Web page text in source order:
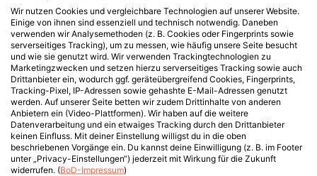
Wir nutzen Cookies und vergleichbare Technologien auf unserer Website.
Einige von ihnen sind essenziell und technisch notwendig. Daneben
verwenden wir Analysemethoden (z. B. Cookies oder Fingerprints sowie
serverseitiges Tracking), um zu messen, wie häufig unsere Seite besucht
und wie sie genutzt wird. Wir verwenden Trackingtechnologien zu
Marketingzwecken und setzen hierzu serverseitiges Tracking sowie auch
Drittanbieter ein, wodurch ggf. geräteübergreifend Cookies, Fingerprints,
Tracking-Pixel, IP-Adressen sowie gehashte E-Mail-Adressen genutzt
werden. Auf unserer Seite betten wir zudem Drittinhalte von anderen
Anbietern ein (Video-Plattformen). Wir haben auf die weitere
Datenverarbeitung und ein etwaiges Tracking durch den Drittanbieter
keinen Einfluss. Mit deiner Einstellung willigst du in die oben
beschriebenen Vorgänge ein. Du kannst deine Einwilligung (z. B. im Footer
unter „Privacy-Einstellungen“) jederzeit mit Wirkung für die Zukunft
widerrufen. (BoD-Impressum)